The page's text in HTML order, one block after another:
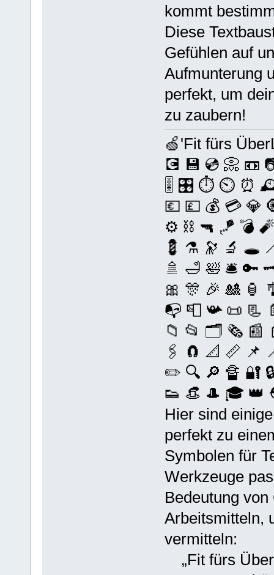
kommt
Diese
Gefühlen auf
Aufmunterung
perfekt, um
zu zaubern!
🍏'Fit fürs
💽 💾 💿 📀
🎚️ 🎛️ ⏱️ ⏲ ⏰ 🕰️
💶 💷 💰 💳 💎
⚙️ ⛓️ 🔫 🪁 💣
💈 ⚗️ 🔭 🔬 🕳️
🚿 🛁 🛀 🛎️
🎀 🎊 🎉 🎎
📭 📮 📯 📜
📁 📂 🗂️ 🗞️ 📰
🖇️ 🧲 📐 📏
✏️ 🔍 🔎 🔏 🔐
👟 👒 🎩 🎓
Hier sind
perfekt zu
Symbolen für
Werkzeuge
Bedeutung
Arbeitsmitteln,
vermitteln:
„Fit fürs